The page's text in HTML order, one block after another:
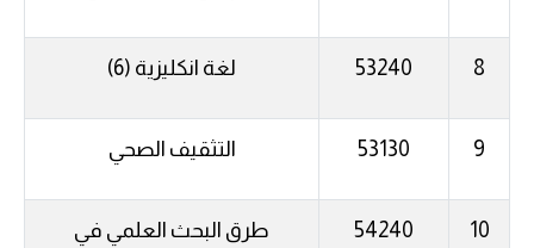
8
53240 لغة انكليزية (6)
9
53130 التثقيف الصحي
10
54240
طرق البحث العلمي في